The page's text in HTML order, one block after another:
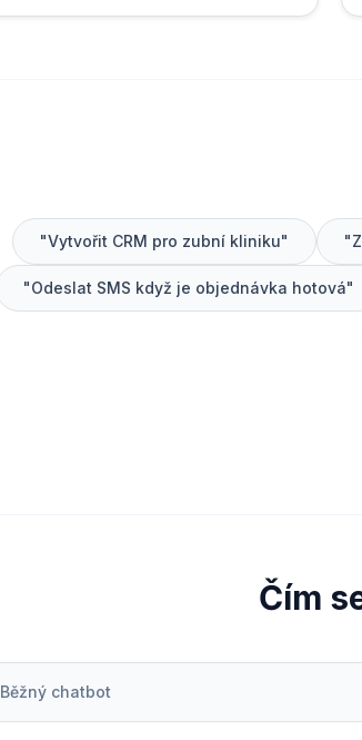
"Vytvořit CRM pro zubní kliniku"
"Odeslat SMS když je objednávka hotová"
Čím
Běžný chatbot